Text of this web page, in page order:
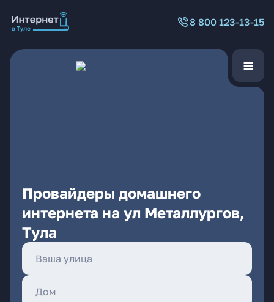
8 800 123-13-15
Провайдеры домашнего
интернета на ул Металлургов,
Тула